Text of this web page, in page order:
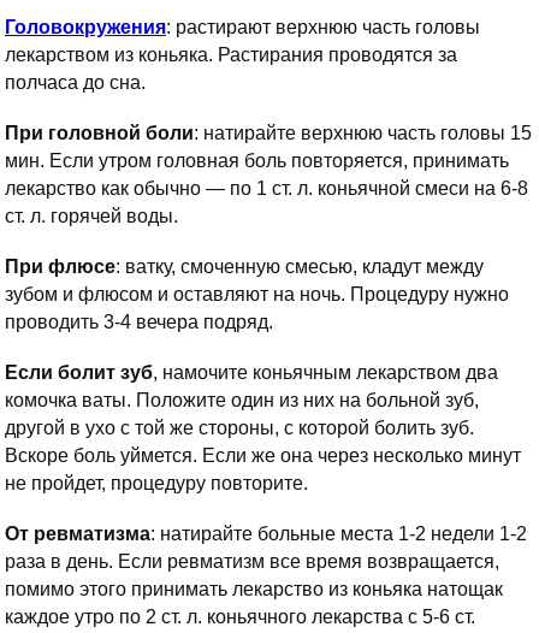
Головокружения: растирают верхнюю часть головы
лекарством из коньяка. Растирания проводятся за
полчаса до сна.
При головной боли: натирайте верхнюю часть головы 15
мин. Если утром головная боль повторяется, принимать
лекарство как обычно — по 1 ст. л. коньячной смеси на 6-8
ст. л. горячей воды.
При флюсе: ватку, смоченную смесью, кладут между
зубом и флюсом и оставляют на ночь. Процедуру нужно
проводить 3-4 вечера подряд.
Если болит зуб, намочите коньячным лекарством два
комочка ваты. Положите один из них на больной зуб,
другой в ухо с той же стороны, с которой болить зуб.
Вскоре боль уймется. Если же она через несколько минут
не пройдет, процедуру повторите.
От ревматизма: натирайте больные места 1-2 недели 1-2
раза в день. Если ревматизм все время возвращается,
помимо этого принимать лекарство из коньяка натощак
каждое утро по 2 ст. л. коньячного лекарства с 5-6 ст.